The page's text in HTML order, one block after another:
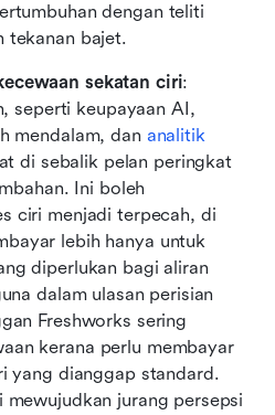
dengan teliti
tekanan bajet.
sekatan ciri:
seperti keupayaan AI,
mendalam, dan analitik
di sebalik pelan peringkat
Ini boleh
ciri menjadi terpecah, di
lebih hanya untuk
diperlukan bagi aliran
dalam ulasan perisian
Freshworks sering
kerana perlu membayar
yang dianggap standard.
mewujudkan jurang persepsi